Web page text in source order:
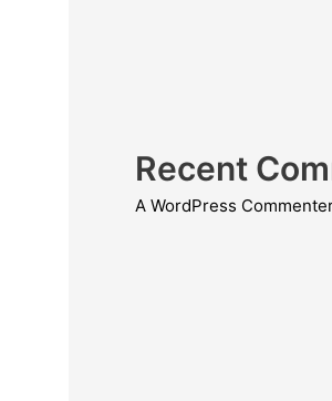
Recent
A WordPress